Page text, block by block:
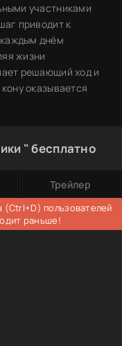
участниками
приводит к
днём
жизни
решающий ход и
оказывается
" бесплатно
Трейлер
(Ctrl+D) пользователей
раньше!